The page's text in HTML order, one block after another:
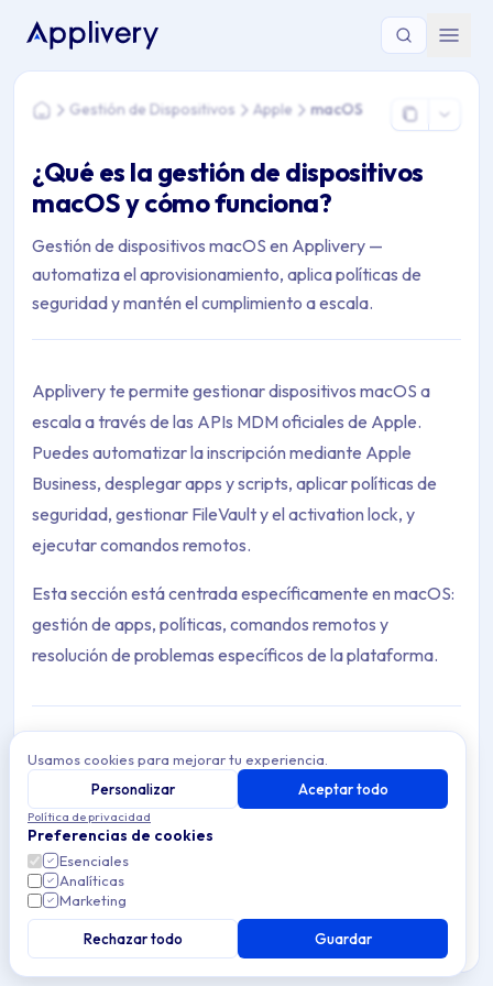
Estás aquí: Home > Gestión de Dispositivos > Apple > macOS
HomeGestión de Dispositivos Apple macOS
¿Qué es la gestión de dispositivos
macOS y cómo funciona?
Gestión de dispositivos macOS en Applivery —
automatiza el aprovisionamiento, aplica políticas de
seguridad y mantén el cumplimiento a escala.
Applivery te permite gestionar dispositivos macOS a
escala a través de las APIs MDM oficiales de Apple.
Puedes automatizar la inscripción mediante Apple
Business, desplegar apps y scripts, aplicar políticas de
seguridad, gestionar FileVault y el activation lock, y
ejecutar comandos remotos.
Esta sección está centrada específicamente en macOS:
gestión de apps, políticas, comandos remotos y
resolución de problemas específicos de la plataforma.
Resolución de problemas
Resuelve problemas comunes de gestión de
dispositivos macOS en Applivery — soluciona
errores de inscripción, problemas de
configuración y problemas de seguridad.
3 articles
Scripts
Automatiza tareas en dispositivos macOS
gestionados usando scripts en Applivery — crea,
asigna y gestiona scripts para una gestión de
5 articles
Usamos cookies para mejorar tu experiencia.
Personalizar
Aceptar todo
Política de privacidad
Preferencias de cookies
Esenciales
Analíticas
Marketing
Rechazar todo Guardar